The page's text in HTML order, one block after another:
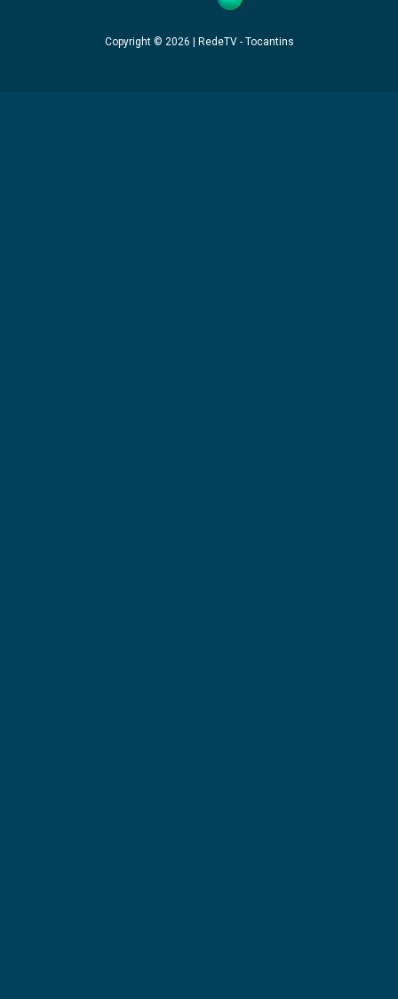
Copyright © 2026 | RedeTV - Tocantins